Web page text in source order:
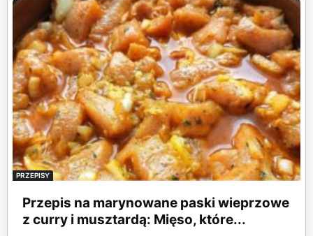
PRZEPISY
Przepis na marynowane paski wieprzowe
z curry i musztardą: Mięso, które...